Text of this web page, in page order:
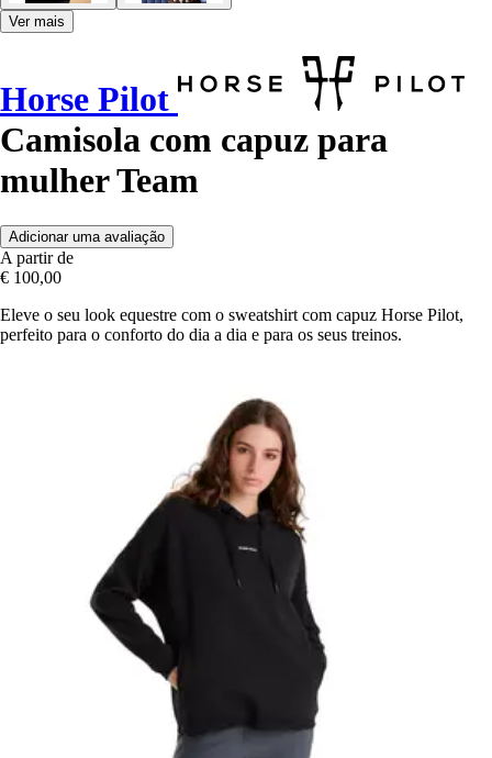
Ver mais
Horse Pilot
Camisola com capuz para
mulher Team
Adicionar uma avaliação
A partir de
€ 100,00
Eleve o seu look equestre com o sweatshirt com capuz Horse Pilot,
perfeito para o conforto do dia a dia e para os seus treinos.